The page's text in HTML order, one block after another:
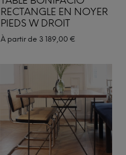
RECTANGLE EN NOYER
PIEDS W DROIT
À partir de 3 189,00 €